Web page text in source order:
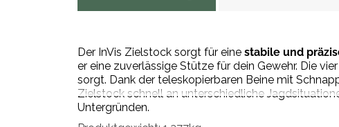
Der InVis Zielstock sorgt für eine stabile und
er eine zuverlässige Stütze für dein Gewehr. Die
sorgt. Dank der teleskopierbaren Beine mit
Zielstock schnell an unterschiedliche
Untergründen.